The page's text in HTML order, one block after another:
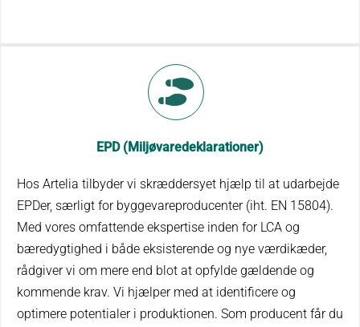
EPD (Miljøvaredeklarationer)
Hos Artelia tilbyder vi skræddersyet hjælp til at udarbejde
EPDer, særligt for byggevareproducenter (iht. EN 15804).
Med vores omfattende ekspertise inden for LCA og
bæredygtighed i både eksisterende og nye værdikæder,
rådgiver vi om mere end blot at opfylde gældende og
kommende krav. Vi hjælper med at identificere og
optimere potentialer i produktionen. Som producent får du